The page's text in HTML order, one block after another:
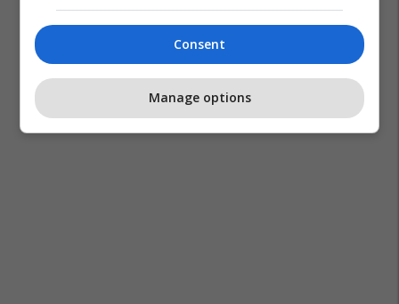
Consent
Manage options